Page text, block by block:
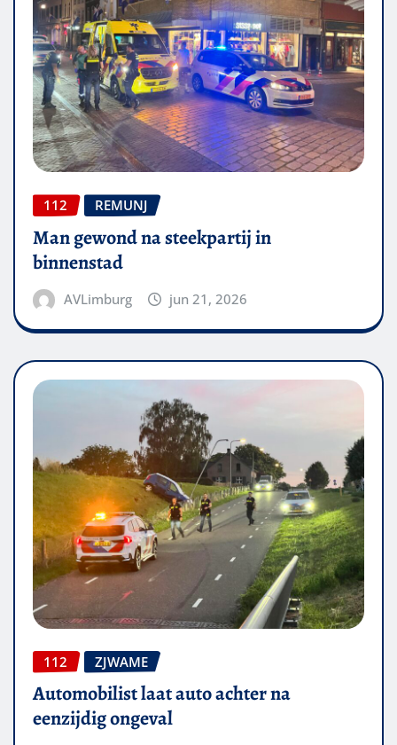
112 REMUNJ
Man gewond na steekpartij in
binnenstad
AVLimburg jun 21, 2026
112 ZJWAME
Automobilist laat auto achter na
eenzijdig ongeval